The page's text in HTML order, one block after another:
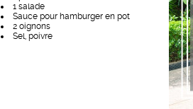
1 salade
Sauce pour hamburger en pot
2 oignons
Sel, poivre